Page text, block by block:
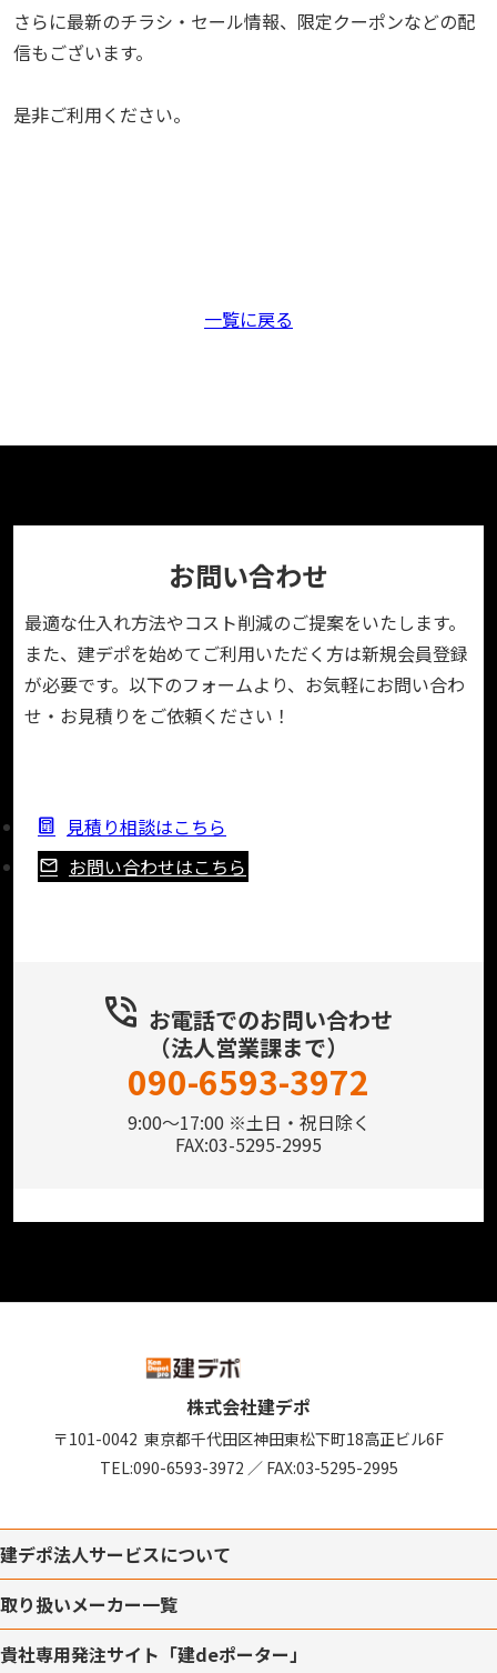
さらに最新のチラシ・セール情報、限定クーポンなどの配
信もございます。
是非ご利用ください。
一覧に戻る
お問い合わせ
最適な仕入れ方法やコスト削減のご提案をいたします。
また、建デポを始めてご利用いただく方は新規会員登録
が必要です。以下のフォームより、お気軽にお問い合わ
せ・お見積りをご依頼ください！
見積り相談はこちら
お問い合わせはこちら
お電話でのお問い合わせ
（法人営業課まで）
090-6593-3972
9:00～17:00 ※土日・祝日除く
FAX:03-5295-2995
株式会社建デポ
〒101-0042 東京都千代田区神田東松下町18高正ビル6F
TEL:090-6593-3972 ／ FAX:03-5295-2995
建デポ法人サービスについて
取り扱いメーカー一覧
貴社専用発注サイト「建deポーター」